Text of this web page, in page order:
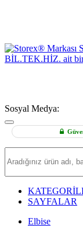
Sosyal Medya:
Ürün
SAYFALAR
Elbise